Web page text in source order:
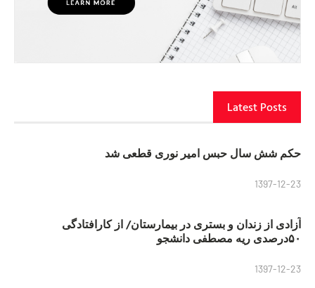
Latest Posts
حکم شش سال حبس امیر نوری قطعی شد
1397-12-23
آزادی از زندان و بستری در بیمارستان/ از کارافتادگی
۵۰درصدی ریه مصطفی دانشجو
1397-12-23